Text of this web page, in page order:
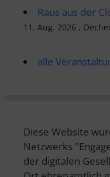
Raus aus der
11. Aug. 2026 ,
alle
Diese Website
Netzwerks
der digitalen